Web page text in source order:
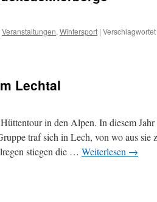
Veranstaltungen, Wintersport |
Lechtal
in den Alpen. In diesem Jahr
traf sich in Lech, von wo aus sie
stiegen die … Weiterlesen →